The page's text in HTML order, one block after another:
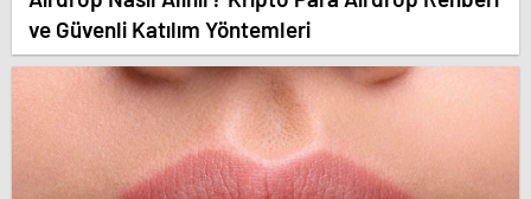
ve Güvenli Katılım Yöntemleri